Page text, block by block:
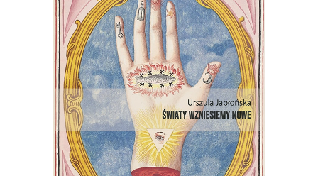
[EBOOK] ŚWIATY WZNIESIEMY
NOWE
Wprawdzie niektórzy mówią, że świat
taki, jaki znamy, dobiega końca, ale
jednak wciąż są ludzie, którzy chcą
wymyślać go na nowo.
44.00zł 22.00zł